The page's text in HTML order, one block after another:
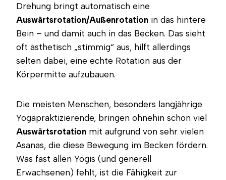
Drehung bringt automatisch eine
Auswärtsrotation/Außenrotation in das hintere
Bein – und damit auch in das Becken. Das sieht
oft ästhetisch „stimmig“ aus, hilft allerdings
selten dabei, eine echte Rotation aus der
Körpermitte aufzubauen.
Die meisten Menschen, besonders langjährige
Yogapraktizierende, bringen ohnehin schon viel
Auswärtsrotation mit aufgrund von sehr vielen
Asanas, die diese Bewegung im Becken fördern.
Was fast allen Yogis (und generell
Erwachsenen) fehlt, ist die Fähigkeit zur